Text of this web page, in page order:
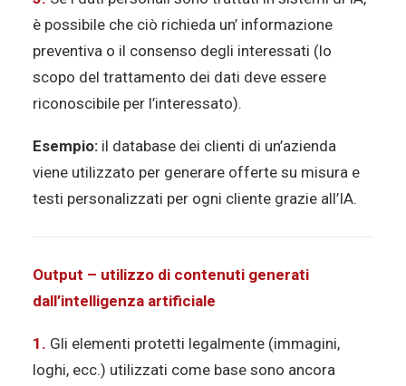
è possibile che ciò richieda un’ informazione
preventiva o il consenso degli interessati (lo
scopo del trattamento dei dati deve essere
riconoscibile per l’interessato).
Esempio: il database dei clienti di un’azienda
viene utilizzato per generare offerte su misura e
testi personalizzati per ogni cliente grazie all’IA.
Output – utilizzo di contenuti generati
dall’intelligenza artificiale
1. Gli elementi protetti legalmente (immagini,
loghi, ecc.) utilizzati come base sono ancora